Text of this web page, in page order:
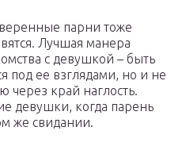
парни тоже
Лучшая манера
с девушкой – быть
под ее взглядами, но и не
через край наглость.
девушки, когда парень
же свидании.